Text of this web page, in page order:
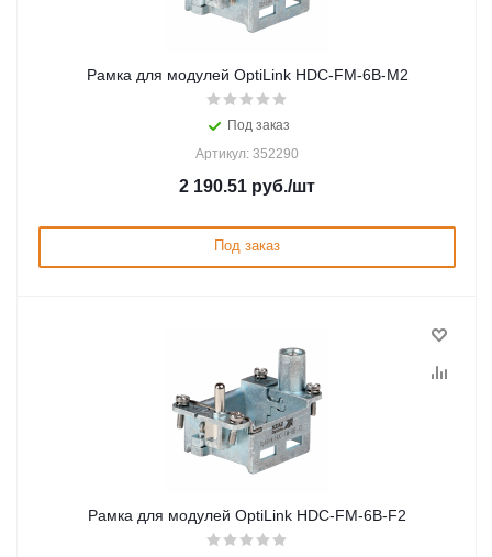
Рамка для модулей OptiLink HDC-FM-6B-M2
Под заказ
Артикул: 352290
2 190.51 руб./шт
Под заказ
Рамка для модулей OptiLink HDC-FM-6B-F2